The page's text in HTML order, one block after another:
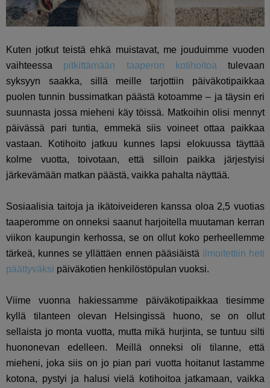
Kuten jotkut teistä ehkä muistavat, me jouduimme vuoden
vaihteessa pitkittämään taaperon kotihoitoa tulevaan
syksyyn saakka, sillä meille tarjottiin päiväkotipaikkaa
puolen tunnin bussimatkan päästä kotoamme – ja täysin eri
suunnasta jossa mieheni käy töissä. Matkoihin olisi mennyt
päivässä pari tuntia, emmekä siis voineet ottaa paikkaa
vastaan. Kotihoito jatkuu kunnes lapsi elokuussa täyttää
kolme vuotta, toivotaan, että silloin paikka järjestyisi
järkevämään matkan päästä, vaikka pahalta näyttää.
Sosiaalisia taitoja ja ikätoiveideren kanssa oloa 2,5 vuotias
taaperomme on onneksi saanut harjoitella muutaman kerran
viikon kaupungin kerhossa, se on ollut koko perheellemme
tärkeä, kunnes se yllättäen ennen pääsiäistä ilmoitettiin heti
päättyväksi päiväkotien henkilöstöpulan vuoksi.
Viime vuonna hakiessamme päiväkotipaikkaa tiesimme
kyllä tilanteen olevan Helsingissä huono, se on ollut
sellaista jo monta vuotta, mutta mikä hurjinta, se tuntuu silti
huononevan edelleen. Meillä onneksi oli tilanne, että
mieheni, joka siis on jo pian pari vuotta hoitanut lastamme
kotona, pystyi ja halusi vielä kotihoitoa jatkamaan, vaikka